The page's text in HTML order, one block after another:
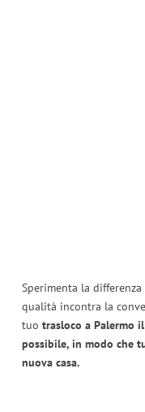
Sperimenta la
qualità incontra la
tuo trasloco a Palermo
possibile, in modo che
nuova casa.